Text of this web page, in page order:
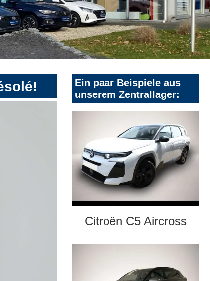
Ein paar Beispiele aus
unserem Zentrallager:
Citroën C5 Aircross